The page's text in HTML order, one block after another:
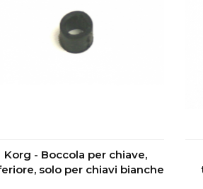
Korg - Boccola per chiave,
solo per chiavi bianche